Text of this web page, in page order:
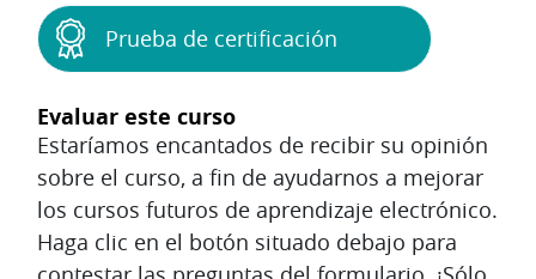
Prueba de certificación
Evaluar este curso
Estaríamos encantados de recibir su opinión
sobre el curso, a fin de ayudarnos a mejorar
los cursos futuros de aprendizaje electrónico.
Haga clic en el botón situado debajo para